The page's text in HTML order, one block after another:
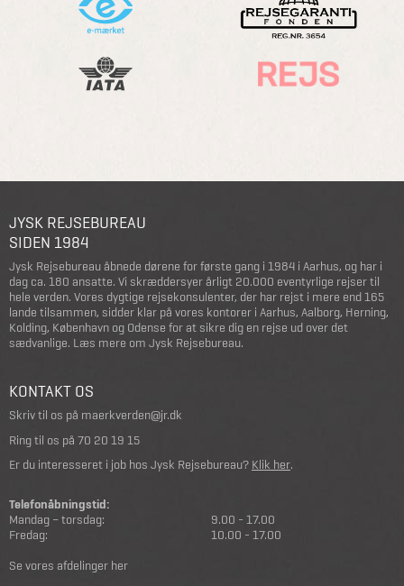
JYSK REJSEBUREAU
SIDEN 1984
Jysk Rejsebureau åbnede dørene for første gang i 1984 i Aarhus, og har i
dag ca. 180 ansatte. Vi skræddersyer årligt 20.000 eventyrlige rejser til
hele verden. Vores dygtige rejsekonsulenter, der har rejst i mere end 165
lande tilsammen, sidder klar på vores kontorer i Aarhus, Aalborg, Herning,
Kolding, København og Odense for at sikre dig en rejse ud over det
sædvanlige. Læs mere om Jysk Rejsebureau.
KONTAKT OS
Skriv til os på maerkverden@jr.dk
Ring til os på 70 20 19 15
Er du interesseret i job hos Jysk Rejsebureau? Klik her.
Telefonåbningstid:
Mandag – torsdag:
9.00 - 17.00
Fredag:
10.00 - 17.00
Se vores afdelinger her